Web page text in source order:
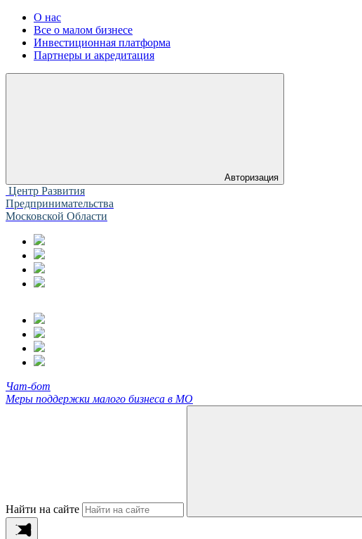
О нас
Все о малом бизнесе
Инвестиционная платформа
Партнеры и акредитация
Авторизация
Центр Развития
Предпринимательства
Московской Области
Чат-бот
Меры поддержки малого бизнеса в МО
Найти на сайте